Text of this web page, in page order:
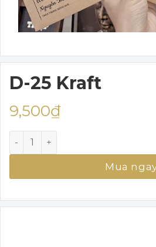
D-25 Kraft
9,500₫
D-25 Kraft số lượng
Mua